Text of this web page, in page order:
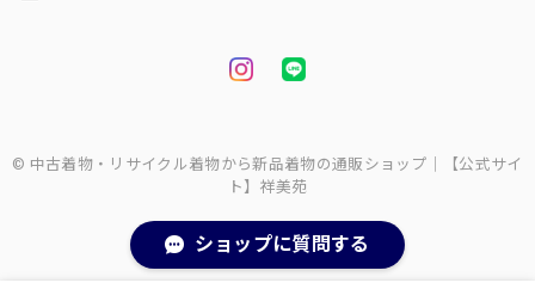
© 中古着物・リサイクル着物から新品着物の通販ショップ｜【公式サイ
ト】祥美苑
ショップに質問する